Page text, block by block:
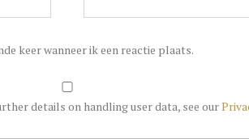
keer wanneer ik een reactie plaats.
details on handling user data, see our